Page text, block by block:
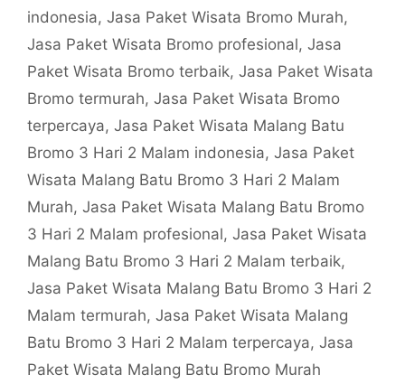
indonesia, Jasa Paket Wisata Bromo Murah,
Jasa Paket Wisata Bromo profesional, Jasa
Paket Wisata Bromo terbaik, Jasa Paket Wisata
Bromo termurah, Jasa Paket Wisata Bromo
terpercaya, Jasa Paket Wisata Malang Batu
Bromo 3 Hari 2 Malam indonesia, Jasa Paket
Wisata Malang Batu Bromo 3 Hari 2 Malam
Murah, Jasa Paket Wisata Malang Batu Bromo
3 Hari 2 Malam profesional, Jasa Paket Wisata
Malang Batu Bromo 3 Hari 2 Malam terbaik,
Jasa Paket Wisata Malang Batu Bromo 3 Hari 2
Malam termurah, Jasa Paket Wisata Malang
Batu Bromo 3 Hari 2 Malam terpercaya, Jasa
Paket Wisata Malang Batu Bromo Murah